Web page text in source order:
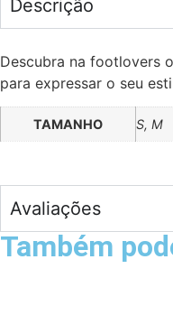
Descrição
Descubra na footlovers
para expressar o seu
TAMANHO S, M
Avaliações
Também